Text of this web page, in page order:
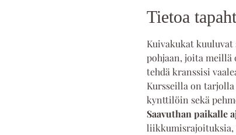
Tietoa
Kuivakukat
pohjaan, joita
tehdä kranssisi
Kursseilla on
kynttilöin sekä
Saavuthan paikalle
liikkumisrajoituksia,